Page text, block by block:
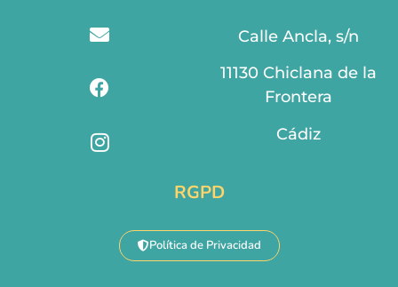
Calle Ancla, s/n
11130 Chiclana de la
Frontera
Cádiz
RGPD
Política de Privacidad